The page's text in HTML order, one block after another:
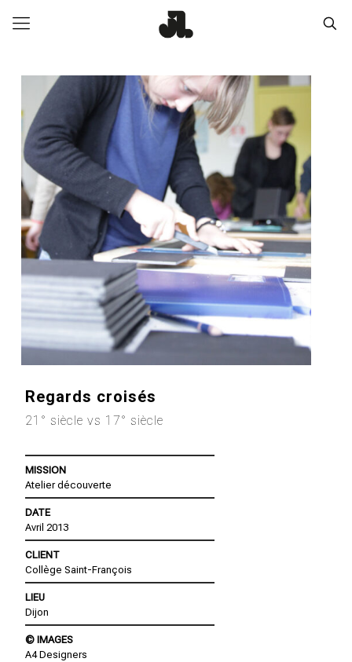
Regards croisés
21° siècle vs 17° siècle
MISSION
Atelier découverte
DATE
Avril 2013
CLIENT
Collège Saint-François
LIEU
Dijon
© IMAGES
A4 Designers